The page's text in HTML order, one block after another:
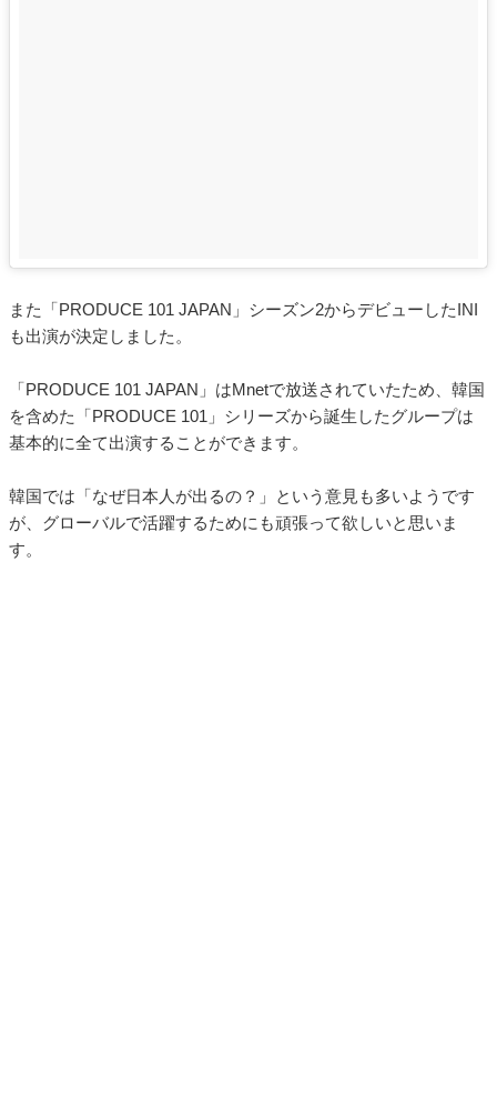
また「PRODUCE 101 JAPAN」シーズン2からデビューしたINI
も出演が決定しました。
「PRODUCE 101 JAPAN」はMnetで放送されていたため、韓国
を含めた「PRODUCE 101」シリーズから誕生したグループは
基本的に全て出演することができます。
韓国では「なぜ日本人が出るの？」という意見も多いようです
が、グローバルで活躍するためにも頑張って欲しいと思いま
す。